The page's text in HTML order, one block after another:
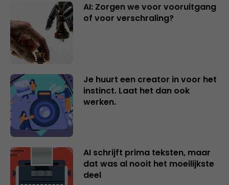
AI: Zorgen we voor vooruitgang
of voor verschraling?
Je huurt een creator in voor het
instinct. Laat het dan ook
werken.
AI schrijft prima teksten, maar
dat was al nooit het moeilijkste
deel